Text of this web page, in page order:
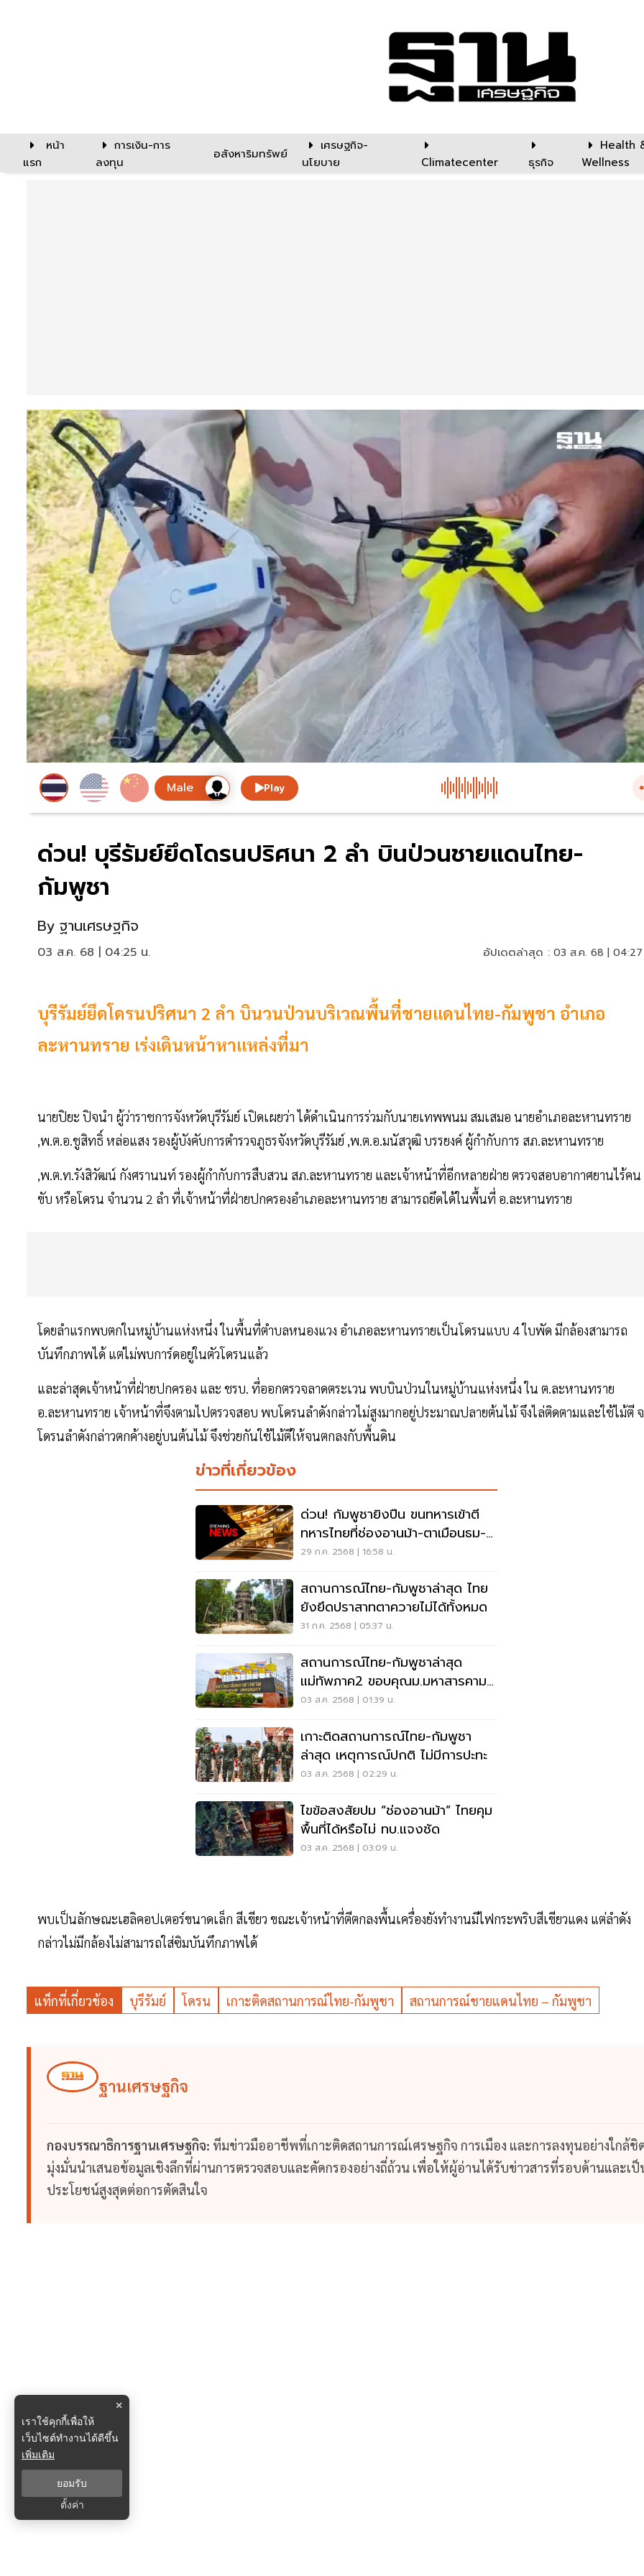
หน้า
แรก
การเงิน-การ
ลงทุน
อสังหาริมทรัพย์
เศรษฐกิจ-
นโยบาย
Climatecenter ธุรกิจ
Health
Wellness
Play
ด่วน! บุรีรัมย์ยึดโดรนปริศนา 2 ลำ บินป่วนชายแดนไทย-
กัมพูชา
By ฐานเศรษฐกิจ
03 ส.ค. 68 | 04:25 น. อัปเดตล่าสุด : 03 ส.ค. 68 |
บุรีรัมย์ยึดโดรนปริศนา 2 ลำ บินวนป่วนบริเวณพื้นที่ชายแดนไทย-กัมพูชา อำเภอ
ละหานทราย เร่งเดินหน้าหาแหล่งที่มา
นายปิยะ ปิจนำ ผู้ว่าราชการจังหวัดบุรีรัมย์ เปิดเผยว่า ได้ดำเนินการร่วมกับนายเทพพนม สมเสมอ นายอำเภอละหานทราย
,พ.ต.อ.ชูสิทธิ์ หล่อแสง รองผู้บังคับการตำรวจภูธรจังหวัดบุรีรัมย์ ,พ.ต.อ.มนัสวุฒิ บรรยงค์ ผู้กำกับการ สภ.ละหานทราย
,พ.ต.ท.รังสิวัฒน์ กังศรานนท์ รองผู้กำกับการสืบสวน สภ.ละหานทราย และเจ้าหน้าที่อีกหลายฝ่าย ตรวจสอบอากาศยานไร้คน
ขับ หรือโดรน จำนวน 2 ลำ ที่เจ้าหน้าที่ฝ่ายปกครองอำเภอละหานทราย สามารถยึดได้ในพื้นที่ อ.ละหานทราย
โดยลำแรกพบตกในหมู่บ้านแห่งหนึ่ง ในพื้นที่ตำบลหนองแวง อำเภอละหานทรายเป็นโดรนแบบ 4 ใบพัด มีกล้องสามารถ
บันทึกภาพได้ แต่ไม่พบการ์ดอยู่ในตัวโดรนแล้ว
และล่าสุดเจ้าหน้าที่ฝ่ายปกครอง และ ชรบ. ที่ออกตรวจลาดตระเวน พบบินป่วนในหมู่บ้านแห่งหนึ่ง ใน ต.ละหานทราย
อ.ละหานทราย เจ้าหน้าที่จึงตามไปตรวจสอบ พบโดรนลำดังกล่าวไม่สูงมากอยู่ประมาณปลายต้นไม้ จึงไล่ติดตามและใช้ไม้ตี
โดรนลำดังกล่าวตกค้างอยู่บนต้นไม้ จึงช่วยกันใช้ไม้ตีให้จนตกลงกับพื้นดิน
ข่าวที่เกี่ยวข้อง
ด่วน! กัมพูชายิงปืน ขนทหารเข้าตี
ทหารไทยที่ช่องอานม้า-ตาเมือนธม-ภู
มะเขือ
29 ก.ค. 2568 | 16:58 น.
สถานการณ์ไทย-กัมพูชาล่าสุด ไทย
ยังยึดปราสาทตาควายไม่ได้ทั้งหมด
31 ก.ค. 2568 | 05:37 น.
สถานการณ์ไทย-กัมพูชาล่าสุด
แม่ทัพภาค2 ขอบคุณม.มหาสารคาม
(มีคลิป)
03 ส.ค. 2568 | 01:39 น.
เกาะติดสถานการณ์ไทย-กัมพูชา
ล่าสุด เหตุการณ์ปกติ ไม่มีการปะทะ
03 ส.ค. 2568 | 02:29 น.
ไขข้อสงสัยปม “ช่องอานม้า” ไทยคุม
พื้นที่ได้หรือไม่ ทบ.แจงชัด
03 ส.ค. 2568 | 03:09 น.
พบเป็นลักษณะเฮลิคอปเตอร์ขนาดเล็ก สีเขียว ขณะเจ้าหน้าที่ตีตกลงพื้นเครื่องยังทำงานมีไฟกระพริบสีเขียวแดง แต่ลำดัง
กล่าวไม่มีกล้องไม่สามารถใส่ซิมบันทึกภาพได้
แท็กที่เกี่ยวข้อง บุรีรัมย์ โดรน เกาะติดสถานการณ์ไทย-กัมพูชา สถานการณ์ชายแดนไทย – กัมพูชา
ฐานเศรษฐกิจ
กองบรรณาธิการฐานเศรษฐกิจ: ทีมข่าวมืออาชีพที่เกาะติดสถานการณ์เศรษฐกิจ การเมือง และการลงทุนอย่างใกล้ชิ
มุ่งมั่นนำเสนอข้อมูลเชิงลึกที่ผ่านการตรวจสอบและคัดกรองอย่างถี่ถ้วน เพื่อให้ผู้อ่านได้รับข่าวสารที่รอบด้านและเป็
ประโยชน์สูงสุดต่อการตัดสินใจ
×
เราใช้คุกกี้เพื่อให้
เว็บไซต์ทำงานได้ดีขึ้น
เพิ่มเติม
ยอมรับ
ตั้งค่า